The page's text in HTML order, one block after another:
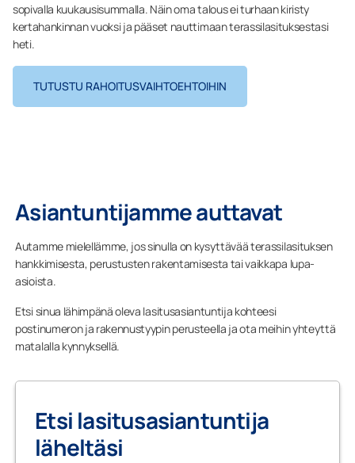
sopivalla kuukausisummalla. Näin oma talous ei turhaan kiristy
kertahankinnan vuoksi ja pääset nauttimaan terassilasituksestasi
heti.
TUTUSTU RAHOITUSVAIHTOEHTOIHIN
Asiantuntijamme auttavat
Autamme mielellämme, jos sinulla on kysyttävää terassilasituksen
hankkimisesta, perustusten rakentamisesta tai vaikkapa lupa-
asioista.
Etsi sinua lähimpänä oleva lasitusasiantuntija kohteesi
postinumeron ja rakennustyypin perusteella ja ota meihin yhteyttä
matalalla kynnyksellä.
Etsi lasitusasiantuntija
läheltäsi